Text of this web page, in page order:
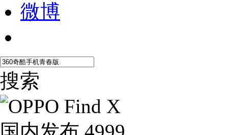
微博
搜索